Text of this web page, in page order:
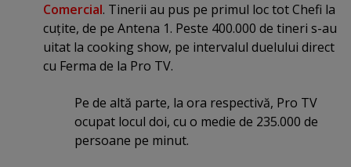
Comercial. Tinerii au pus pe primul loc tot Chefi la
cuţite, de pe Antena 1. Peste 400.000 de tineri s-au
uitat la cooking show, pe intervalul duelului direct
cu Ferma de la Pro TV.
Pe de altă parte, la ora respectivă, Pro TV
ocupat locul doi, cu o medie de 235.000 de
persoane pe minut.